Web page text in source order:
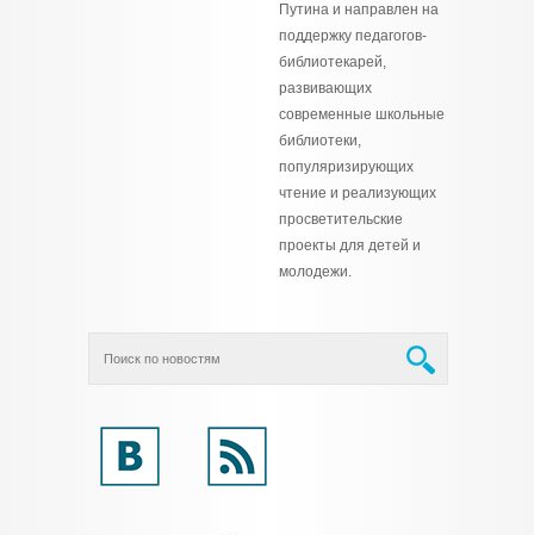
Путина и направлен на
поддержку педагогов-
библиотекарей,
развивающих
современные школьные
библиотеки,
популяризирующих
чтение и реализующих
просветительские
проекты для детей и
молодежи.